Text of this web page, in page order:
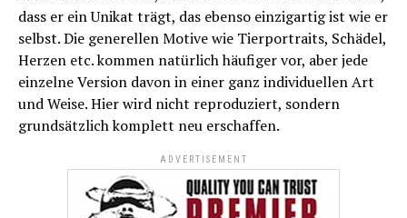
dass er ein Unikat trägt, das ebenso einzigartig ist wie er
selbst. Die generellen Motive wie Tierportraits, Schädel,
Herzen etc. kommen natürlich häufiger vor, aber jede
einzelne Version davon in einer ganz individuellen Art
und Weise. Hier wird nicht reproduziert, sondern
grundsätzlich komplett neu erschaffen.
ADVERTISEMENT